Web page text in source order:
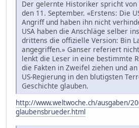
Der gelernte Historiker spricht
den 11. September. «Erstens: Die
Angriff und haben ihn nicht
USA haben die Anschläge selber
drittens die offizielle Version: Bin
angegriffen.» Ganser referiert
lenkt die Leser in eine bestimmte
die Fakten in Zweifel ziehen und
US-Regierung in den blutigsten
Geschichte glauben.
http://www.weltwoche.ch/ausgaben/
glaubensbrueder.html